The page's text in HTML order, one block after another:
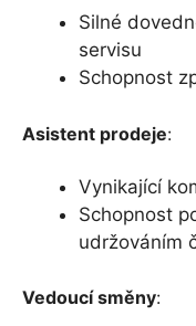
Silné
servisu
Schopnost
Asistent prodeje:
Vynikající
Schopnost
udržováním
Vedoucí směny: